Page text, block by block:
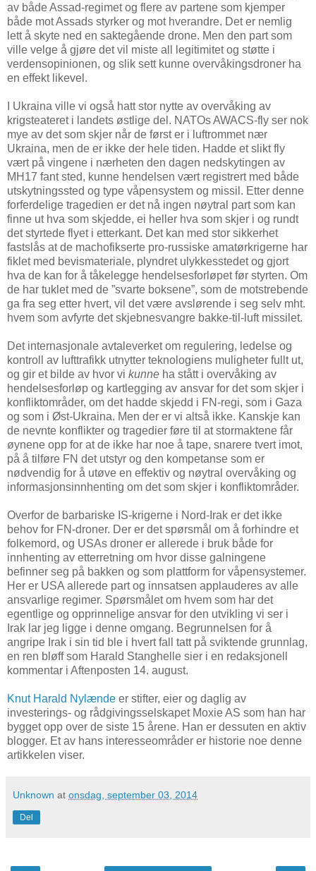
av både Assad-regimet og flere av partene som kjemper
både mot Assads styrker og mot hverandre. Det er nemlig
lett å skyte ned en saktegående drone. Men den part som
ville velge å gjøre det vil miste all legitimitet og støtte i
verdensopinionen, og slik sett kunne overvåkingsdroner ha
en effekt likevel.
I Ukraina ville vi også hatt stor nytte av overvåking av
krigsteateret i landets østlige del. NATOs AWACS-fly ser nok
mye av det som skjer når de først er i luftrommet nær
Ukraina, men de er ikke der hele tiden. Hadde et slikt fly
vært på vingene i nærheten den dagen nedskytingen av
MH17 fant sted, kunne hendelsen vært registrert med både
utskytningssted og type våpensystem og missil. Etter denne
forferdelige tragedien er det nå ingen nøytral part som kan
finne ut hva som skjedde, ei heller hva som skjer i og rundt
det styrtede flyet i etterkant. Det kan med stor sikkerhet
fastslås at de machofikserte pro-russiske amatørkrigerne har
fiklet med bevismateriale, plyndret ulykkesstedet og gjort
hva de kan for å tåkelegge hendelsesforløpet før styrten. Om
de har tuklet med de ”svarte boksene”, som de motstrebende
ga fra seg etter hvert, vil det være avslørende i seg selv mht.
hvem som avfyrte det skjebnesvangre bakke-til-luft missilet.
Det internasjonale avtaleverket om regulering, ledelse og
kontroll av lufttrafikk utnytter teknologiens muligheter fullt ut,
og gir et bilde av hvor vi kunne ha stått i overvåking av
hendelsesforløp og kartlegging av ansvar for det som skjer i
konfliktområder, om det hadde skjedd i FN-regi, som i Gaza
og som i Øst-Ukraina. Men der er vi altså ikke. Kanskje kan
de nevnte konflikter og tragedier føre til at stormaktene får
øynene opp for at de ikke har noe å tape, snarere tvert imot,
på å tilføre FN det utstyr og den kompetanse som er
nødvendig for å utøve en effektiv og nøytral overvåking og
informasjonsinnhenting om det som skjer i konfliktområder.
Overfor de barbariske IS-krigerne i Nord-Irak er det ikke
behov for FN-droner. Der er det spørsmål om å forhindre et
folkemord, og USAs droner er allerede i bruk både for
innhenting av etterretning om hvor disse galningene
befinner seg på bakken og som plattform for våpensystemer.
Her er USA allerede part og innsatsen applauderes av alle
ansvarlige regimer. Spørsmålet om hvem som har det
egentlige og opprinnelige ansvar for den utvikling vi ser i
Irak lar jeg ligge i denne omgang. Begrunnelsen for å
angripe Irak i sin tid ble i hvert fall tatt på sviktende grunnlag,
en ren bløff som Harald Stanghelle sier i en redaksjonell
kommentar i Aftenposten 14. august.
Knut Harald Nylænde er stifter, eier og daglig av
investerings- og rådgivingsselskapet Moxie AS som han har
bygget opp over de siste 15 årene. Han er dessuten en aktiv
blogger. Et av hans interesseområder er historie noe denne
artikkelen viser.
Unknown at onsdag, september 03, 2014
Del